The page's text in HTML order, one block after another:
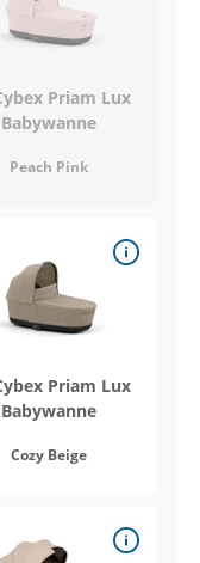
Priam Lux
Babywanne
Peach Pink
Priam Lux
Babywanne
Cozy Beige